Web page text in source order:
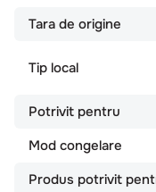
Tara de origine
Tip local
Potrivit pentru
Mod congelare
Produs potrivit